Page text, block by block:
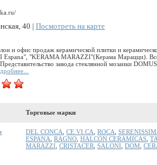
40 | Посмотреть на карте
и офис продаж керамической плитки и
"KERAMA MARAZZI"(Керама Марацци).
завода стеклянной мозаики
Торговые марки
DEL CONCA CE.VI.CA ROCA
ESPANA RAGNO HALCON CERAMICAS
MARAZZI CRISTACER SALONI DOM